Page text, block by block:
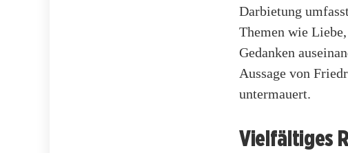
Darbietung
Themen wie
Gedanken
Aussage von
untermauert.
Vielfältiges